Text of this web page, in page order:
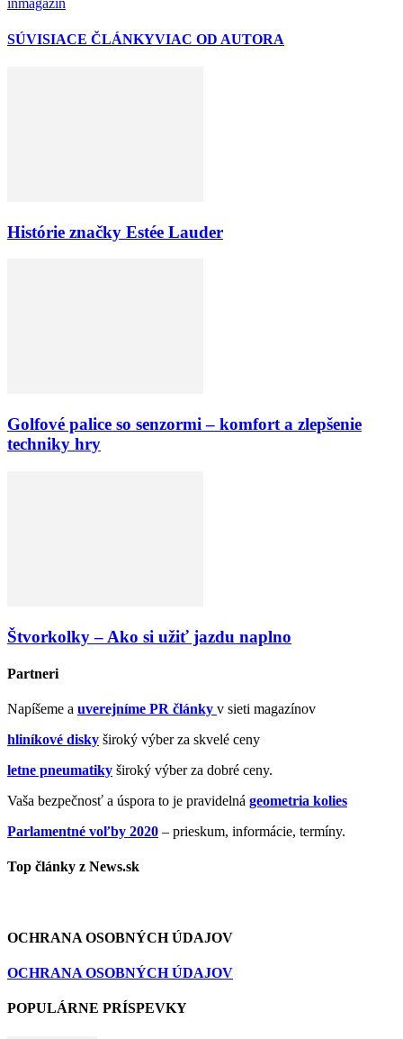
inmagazin
SÚVISIACE ČLÁNKYVIAC OD AUTORA
Histórie značky Estée Lauder
Golfové palice so senzormi – komfort a zlepšenie
techniky hry
Štvorkolky – Ako si užiť jazdu naplno
Partneri
Napíšeme a uverejníme PR články v sieti magazínov
hliníkové disky široký výber za skvelé ceny
letne pneumatiky široký výber za dobré ceny.
Vaša bezpečnosť a úspora to je pravidelná geometria kolies
Parlamentné voľby 2020 – prieskum, informácie, termíny.
Top články z News.sk
OCHRANA OSOBNÝCH ÚDAJOV
OCHRANA OSOBNÝCH ÚDAJOV
POPULÁRNE PRÍSPEVKY